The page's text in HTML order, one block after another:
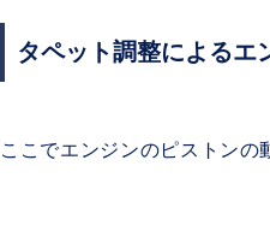
タペット調整によるエ
ここでエンジンのピストンの